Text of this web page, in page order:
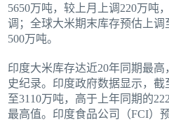
5650万吨，较上月上调220万吨
调；全球大米期末库存预估上调
500万吨。
印度大米库存达近20年同期最高
史纪录。印度政府数据显示，
至3110万吨，高于上年同期的
最高值。印度食品公司（FCI）